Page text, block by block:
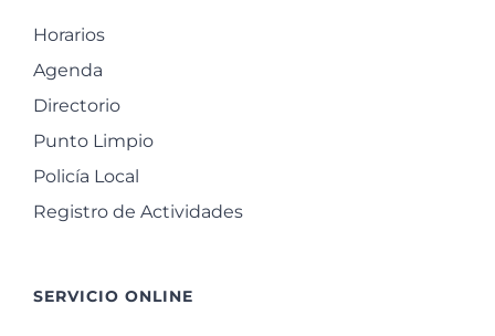
Horarios
Agenda
Directorio
Punto Limpio
Policía Local
Registro de Actividades
SERVICIO ONLINE